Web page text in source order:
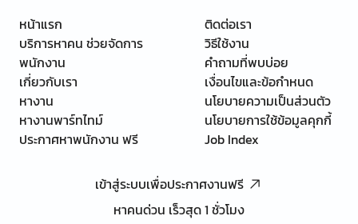
หน้าแรก
บริการหาคน ช่วยจัดการ
พนักงาน
เกี่ยวกับเรา
หางาน
หางานพาร์ทไทม์
ประกาศหาพนักงาน ฟรี
ติดต่อเรา
วิธีใช้งาน
คำถามที่พบบ่อย
เงื่อนไขและข้อกำหนด
นโยบายความเป็นส่วนตัว
นโยบายการใช้ข้อมูลคุกกี้
Job Index
เข้าสู่ระบบเพื่อประกาศงานฟรี
หาคนด่วน เร็วสุด 1 ชั่วโมง